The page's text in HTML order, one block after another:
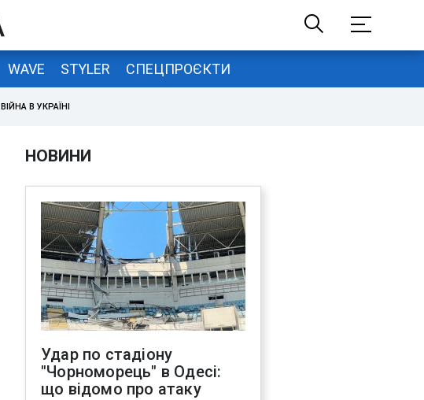
WAVE STYLER СПЕЦПРОЄКТИ
ВІЙНА В УКРАЇНІ
НОВИНИ
Удар по стадіону
"Чорноморець" в Одесі:
що відомо про атаку